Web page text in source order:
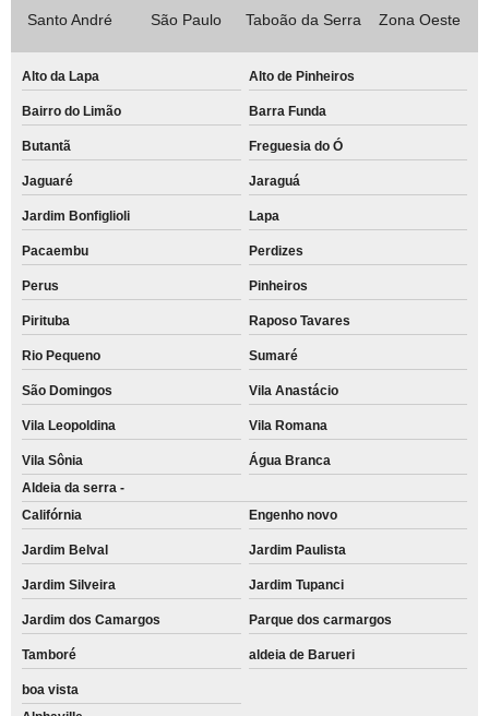
Santo André São Paulo Taboão da Serra Zona Oeste
Alto da Lapa Alto de Pinheiros
Bairro do Limão Barra Funda
Butantã Freguesia do Ó
Jaguaré Jaraguá
Jardim Bonfiglioli Lapa
Pacaembu Perdizes
Perus Pinheiros
Pirituba Raposo Tavares
Rio Pequeno Sumaré
São Domingos Vila Anastácio
Vila Leopoldina Vila Romana
Vila Sônia
Água Branca
Aldeia da serra -
Califórnia
Engenho novo
Jardim Belval Jardim Paulista
Jardim Silveira Jardim Tupanci
Jardim dos Camargos Parque dos carmargos
Tamboré aldeia de Barueri
boa vista